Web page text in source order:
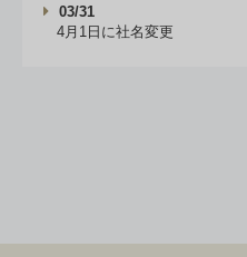
03/31
4月1日に社名変更